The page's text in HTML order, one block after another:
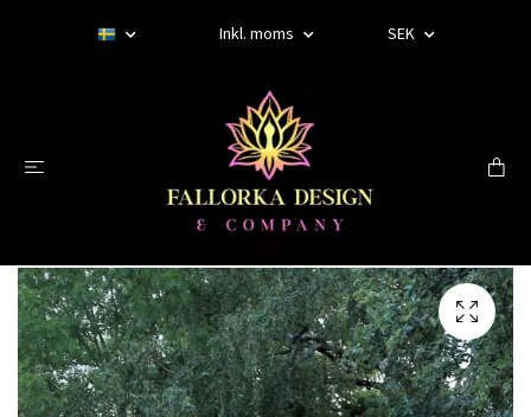
Inkl. moms SEK